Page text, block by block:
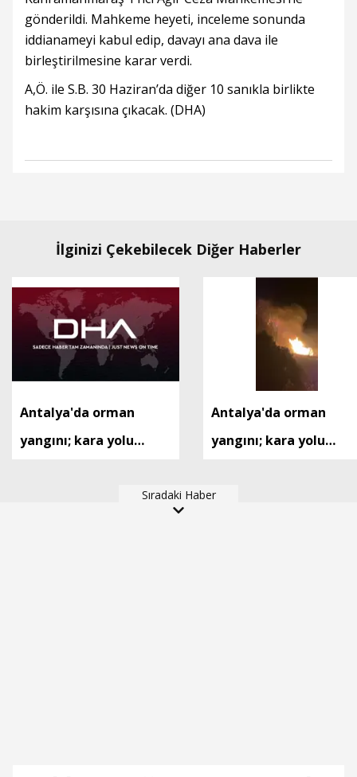
gönderildi. Mahkeme heyeti, inceleme sonunda
iddianameyi kabul edip, davayı ana dava ile
birleştirilmesine karar verdi.
A,Ö. ile S.B. 30 Haziran’da diğer 10 sanıkla birlikte
hakim karşısına çıkacak. (DHA)
İlginizi Çekebilecek Diğer Haberler
Antalya'da orman
yangını; kara yolu
Antalya'da orman
yangını; kara yolu
kapatıldı
Sıradaki Haber